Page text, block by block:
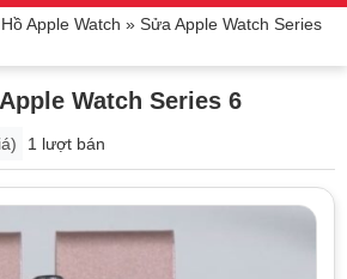
Apple Watch » Sửa Apple Watch Series
Watch Series 6
1 lượt bán